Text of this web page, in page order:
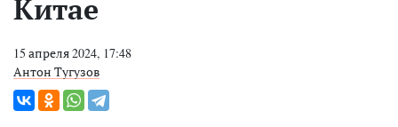
Китае
15 апреля 2024, 17:48
Антон Тугузов